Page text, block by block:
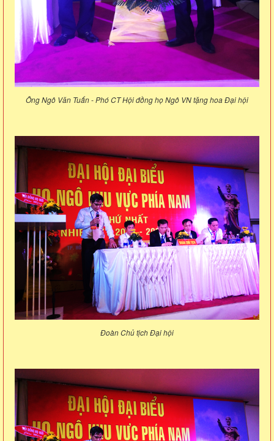
Ông Ngô Văn Tuấn - Phó CT Hội đồng họ Ngô VN tặng hoa Đại hội
Đoàn Chủ tịch Đại hội